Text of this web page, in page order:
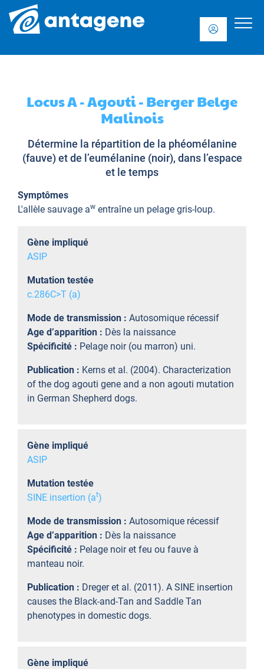
Locus A - Agouti - Berger Belge
Malinois
Détermine la répartition de la phéomélanine
(fauve) et de l’eumélanine (noir), dans l’espace
et le temps
Symptômes
L'allèle sauvage aw entraîne un pelage gris-loup.
Gène impliqué
ASIP
Mutation testée
c.286C>T (a)
Mode de transmission : Autosomique récessif
Age d’apparition : Dès la naissance
Spécificité : Pelage noir (ou marron) uni.
Publication : Kerns et al. (2004). Characterization
of the dog agouti gene and a non agouti mutation
in German Shepherd dogs.
Gène impliqué
ASIP
Mutation testée
SINE insertion (at)
Mode de transmission : Autosomique récessif
Age d’apparition : Dès la naissance
Spécificité : Pelage noir et feu ou fauve à
manteau noir.
Publication : Dreger et al. (2011). A SINE insertion
causes the Black-and-Tan and Saddle Tan
phenotypes in domestic dogs.
Gène impliqué